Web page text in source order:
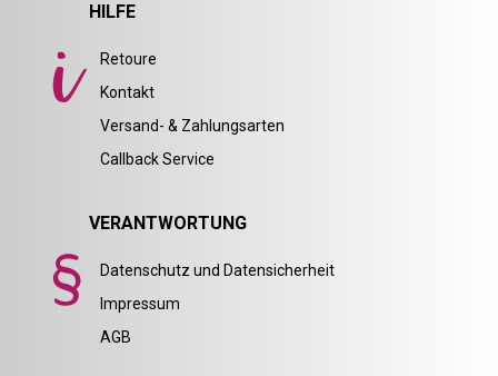
HILFE
Retoure
Kontakt
Versand- & Zahlungsarten
Callback Service
VERANTWORTUNG
Datenschutz und Datensicherheit
Impressum
AGB